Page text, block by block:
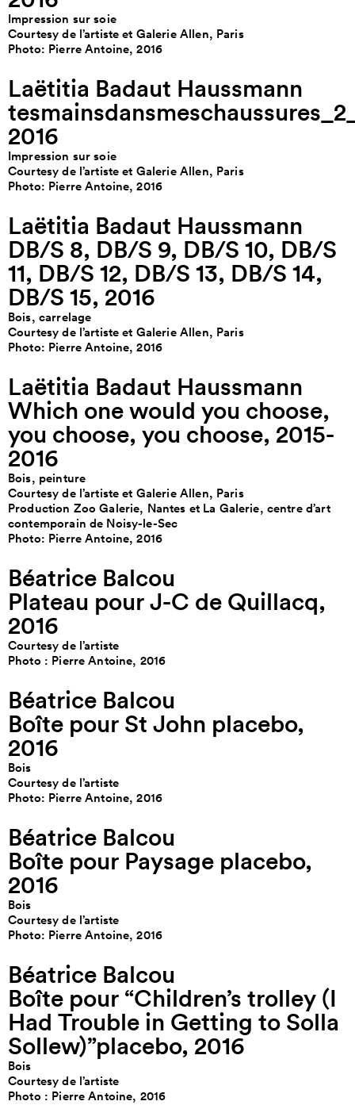
Impression sur soie
Courtesy de l’artiste et Galerie Allen, Paris
Photo: Pierre Antoine, 2016
Laëtitia Badaut Haussmann
2016
Impression sur soie
Courtesy de l’artiste et Galerie Allen, Paris
Photo: Pierre Antoine, 2016
Laëtitia Badaut Haussmann
DB/S 8, DB/S 9, DB/S 10, DB/S
11, DB/S 12, DB/S 13, DB/S 14,
DB/S 15, 2016
Bois, carrelage
Courtesy de l’artiste et Galerie Allen, Paris
Photo: Pierre Antoine, 2016
Laëtitia Badaut Haussmann
Which one would you choose,
you choose, you choose, 2015-
2016
Bois, peinture
Courtesy de l’artiste et Galerie Allen, Paris
Production Zoo Galerie, Nantes et La Galerie, centre d’art
contemporain de Noisy-le-Sec
Photo: Pierre Antoine, 2016
Béatrice Balcou
Plateau pour J-C de Quillacq,
2016
Courtesy de l’artiste
Photo : Pierre Antoine, 2016
Béatrice Balcou
Boîte pour St John placebo,
2016
Bois
Courtesy de l’artiste
Photo: Pierre Antoine, 2016
Béatrice Balcou
Boîte pour Paysage placebo,
2016
Bois
Courtesy de l’artiste
Photo: Pierre Antoine, 2016
Béatrice Balcou
Boîte pour “Children’s trolley (I
Had Trouble in Getting to Solla
Sollew)”placebo, 2016
Bois
Courtesy de l’artiste
Photo : Pierre Antoine, 2016